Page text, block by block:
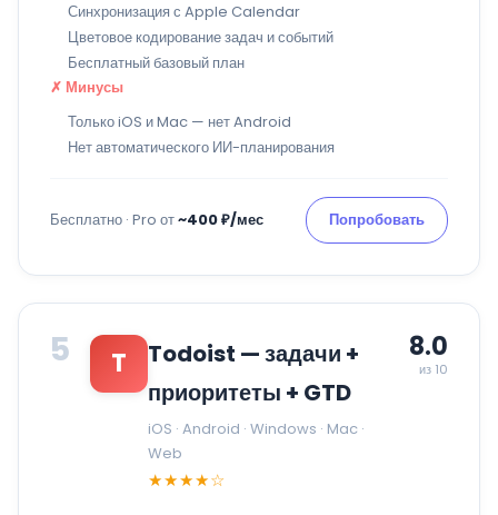
Синхронизация с Apple Calendar
Цветовое кодирование задач и событий
Бесплатный базовый план
✗ Минусы
Только iOS и Mac — нет Android
Нет автоматического ИИ-планирования
Бесплатно · Pro от~400 ₽/мес Попробовать
5 T
Todoist — задачи +
приоритеты + GTD
iOS · Android · Windows · Mac ·
Web
★★★★☆
8.0
из 10